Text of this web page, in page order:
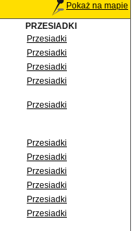
Pokaż na mapie
PRZESIADKI
Przesiadki
Przesiadki
Przesiadki
Przesiadki
Przesiadki
Przesiadki
Przesiadki
Przesiadki
Przesiadki
Przesiadki
Przesiadki